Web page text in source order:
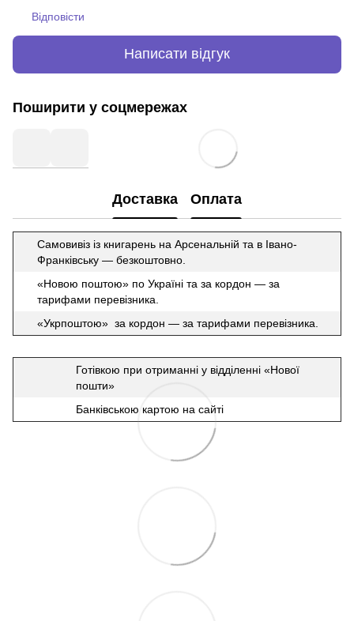
Відповісти
Написати відгук
Поширити у соцмережах
Доставка Оплата
Самовивіз із книгарень на Арсенальній та в Івано-
Франківську — безкоштовно.
«Новою поштою» по Україні та за кордон — за
тарифами перевізника.
«Укрпоштою» за кордон — за тарифами перевізника.
Готівкою при отриманні у відділенні «Нової
пошти»
Банківською картою на сайті